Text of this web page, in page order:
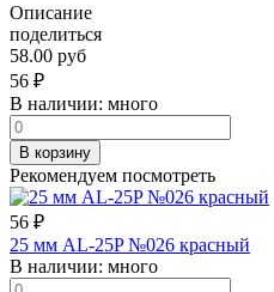
Описание
поделиться
58.00 руб
56 ₽
В наличии: много
В корзину
Рекомендуем посмотреть
56 ₽
25 мм AL-25P №026 красный
В наличии: много